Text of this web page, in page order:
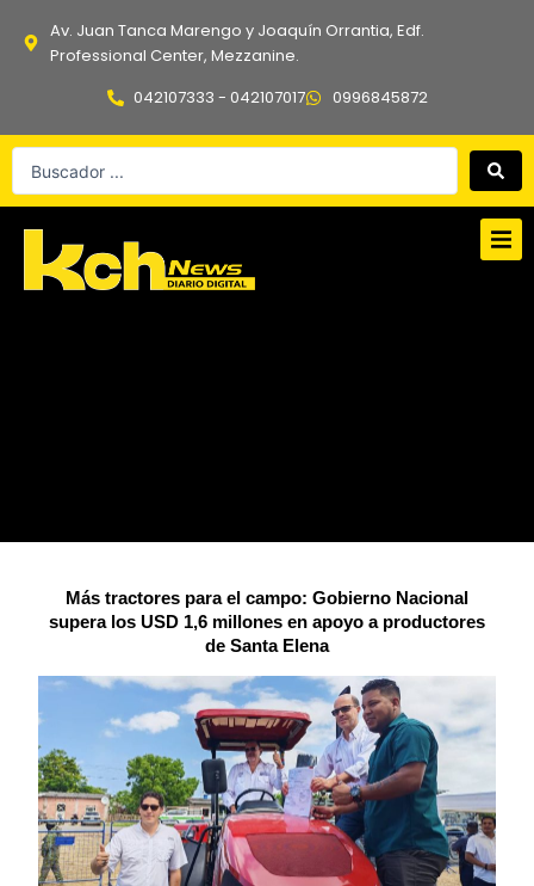
Av. Juan Tanca Marengo y Joaquín Orrantia, Edf.
Professional Center, Mezzanine.
042107333 - 042107017
0996845872
Search
Más tractores para el campo: Gobierno Nacional
supera los USD 1,6 millones en apoyo a productores
de Santa Elena